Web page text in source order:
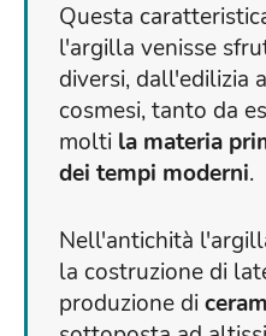
Questa
l'argilla venisse
diversi, dall'edilizia
cosmesi, tanto da
molti la materia
dei tempi moderni.
Nell'antichità
la costruzione di
produzione di